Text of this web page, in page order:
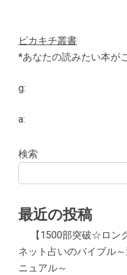
ピカキチ叢書
*あなたの読みたい本が
g:
a:
検索
最近の投稿
【1500部突破☆ロン
ネット占いのバイブル
ニュアル～